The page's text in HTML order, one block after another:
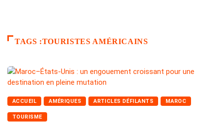
TAGS :TOURISTES AMÉRICAINS
ACCUEIL AMÉRIQUES ARTICLES DÉFILANTS MAROC
TOURISME